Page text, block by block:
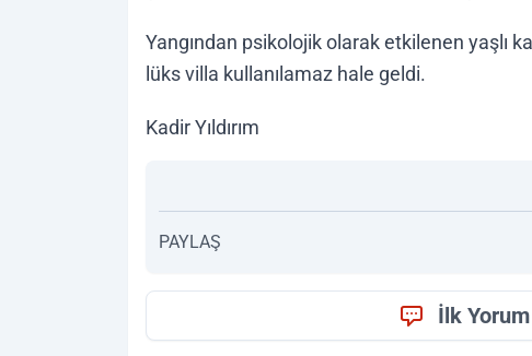
Yangından psikolojik olarak etkilenen yaşlı
lüks villa kullanılamaz hale geldi.
Kadir Yıldırım
PAYLAŞ
İlk